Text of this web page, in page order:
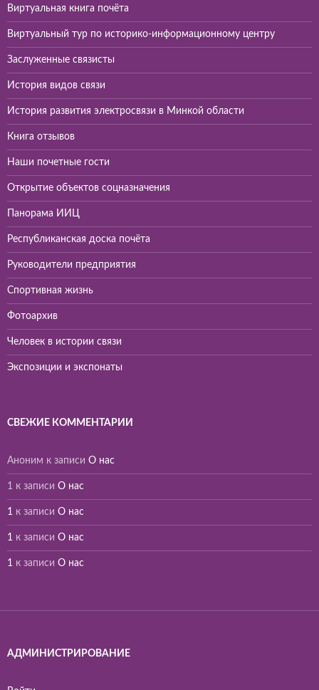
Виртуальная книга почёта
Виртуальный тур по историко-информационному центру
Заслуженные связисты
История видов связи
История развития электросвязи в Минкой области
Книга отзывов
Наши почетные гости
Открытие объектов соцназначения
Панорама ИИЦ
Республиканская доска почёта
Руководители предприятия
Спортивная жизнь
Фотоархив
Человек в истории связи
Экспозиции и экспонаты
СВЕЖИЕ КОММЕНТАРИИ
Аноним к записи О нас
1 к записи О нас
1 к записи О нас
1 к записи О нас
1 к записи О нас
АДМИНИСТРИРОВАНИЕ